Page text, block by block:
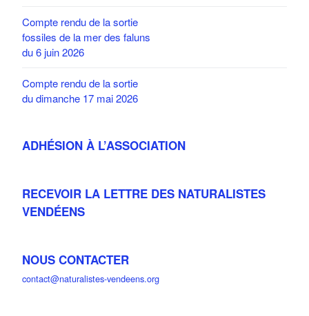
Compte rendu de la sortie
fossiles de la mer des faluns
du 6 juin 2026
Compte rendu de la sortie
du dimanche 17 mai 2026
ADHÉSION À L’ASSOCIATION
RECEVOIR LA LETTRE DES NATURALISTES
VENDÉENS
NOUS CONTACTER
contact@naturalistes-vendeens.org